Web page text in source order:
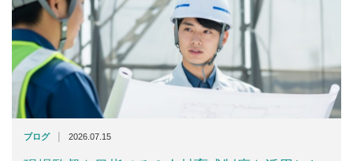
ブログ | 2026.07.15